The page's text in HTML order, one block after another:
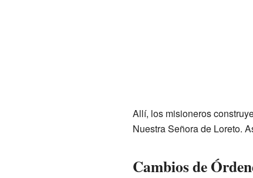
Allí, los misioneros
Nuestra Señora de Loreto.
Cambios de